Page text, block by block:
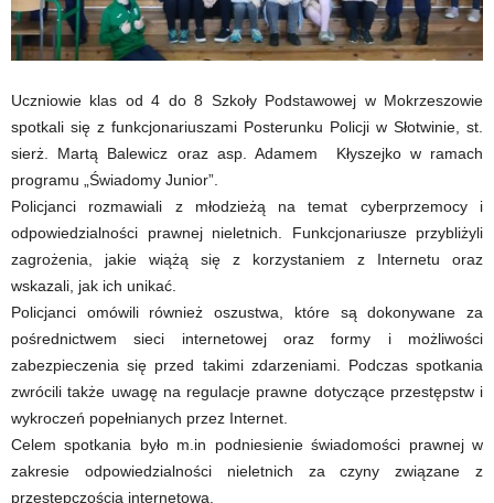
Uczniowie klas od 4 do 8 Szkoły Podstawowej w Mokrzeszowie
spotkali się z funkcjonariuszami Posterunku Policji w Słotwinie, st.
sierż. Martą Balewicz oraz asp. Adamem Kłyszejko w ramach
programu „Świadomy Junior”.
Policjanci rozmawiali z młodzieżą na temat cyberprzemocy i
odpowiedzialności prawnej nieletnich. Funkcjonariusze przybliżyli
zagrożenia, jakie wiążą się z korzystaniem z Internetu oraz
wskazali, jak ich unikać.
Policjanci omówili również oszustwa, które są dokonywane za
pośrednictwem sieci internetowej oraz formy i możliwości
zabezpieczenia się przed takimi zdarzeniami. Podczas spotkania
zwrócili także uwagę na regulacje prawne dotyczące przestępstw i
wykroczeń popełnianych przez Internet.
Celem spotkania było m.in podniesienie świadomości prawnej w
zakresie odpowiedzialności nieletnich za czyny związane z
przestępczością internetową.